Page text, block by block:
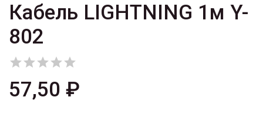
Кабель LIGHTNING 1м Y-
802

57,50 ₽